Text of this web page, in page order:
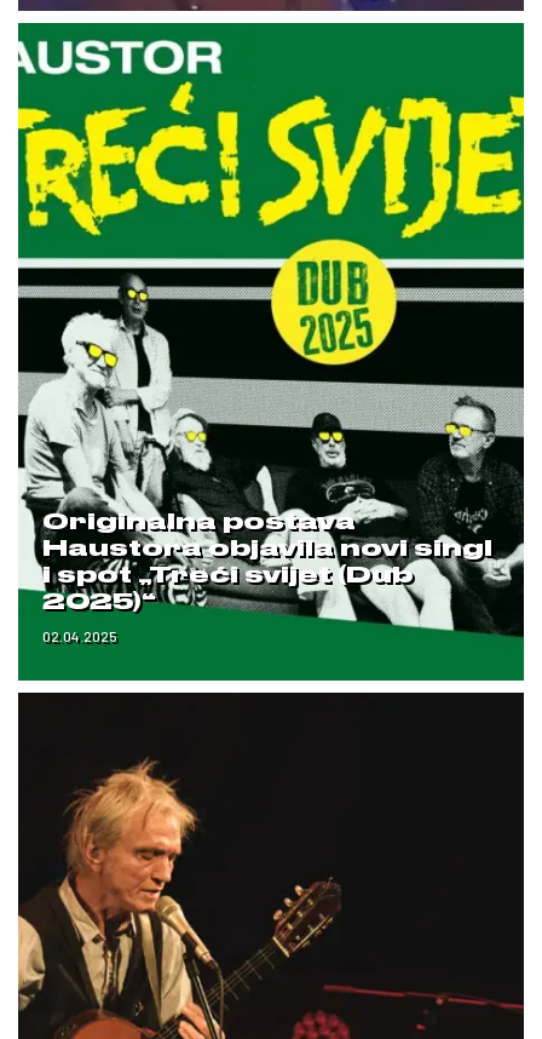
Originalna postava
Haustora objavila novi singl
i spot „Treći svijet (Dub
2025)“
02.04.2025